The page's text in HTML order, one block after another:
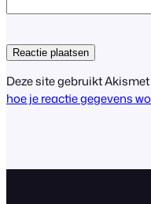
Deze site gebruikt
hoe je reactie gegevens